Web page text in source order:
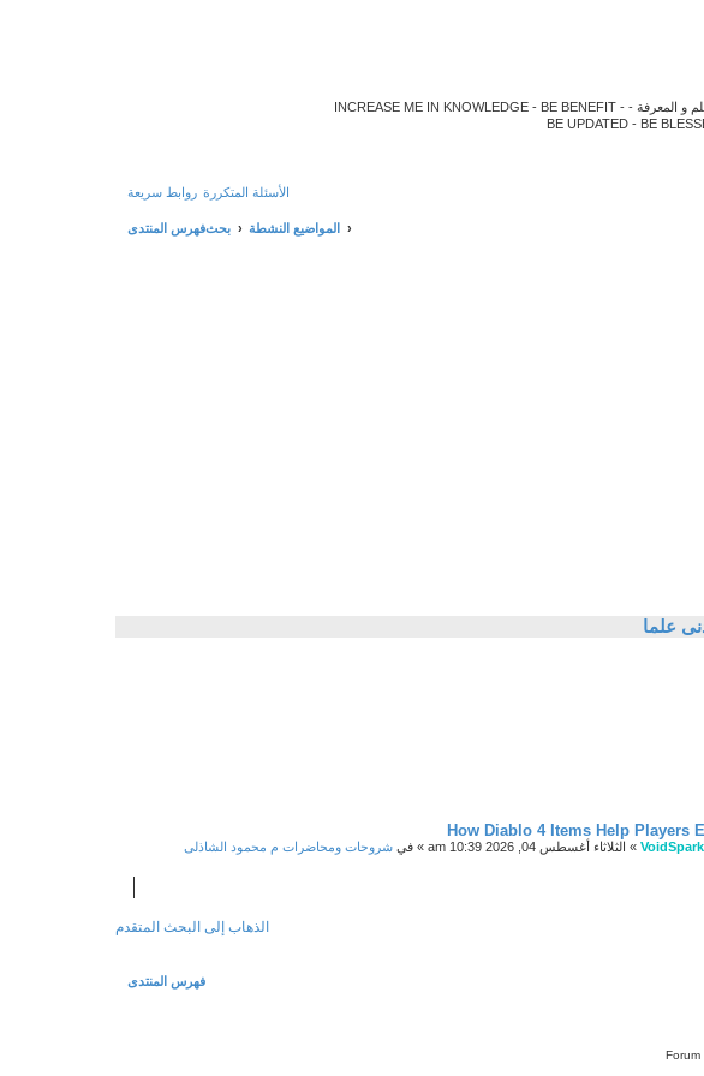
موقع زدنى علما zdny3lma - عالم بلا حدود من العلم و التعلم و المعرفة - INCREASE ME IN KNOWLEDGE - BE BENEFIT -
روابط سريعة الأسئلة المتكررة
فهرس المنتدىبحث المواضيع النشطة
How Diablo 4 Items Help Players
VoidSpark
» الثلاثاء أغسطس 04, 2026 10:39 am » في شروحات ومحاضرات م محمود الشاذلى
الذهاب إلى البحث المتقدم
فهرس المنتدى